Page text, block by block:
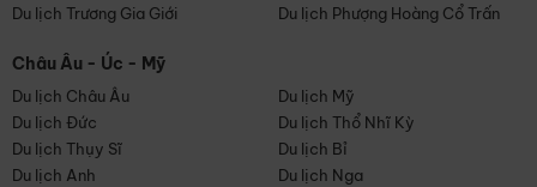
Du lịch Trương Gia Giới
Du lịch Phượng Hoàng Cổ Trấn
Châu Âu - Úc - Mỹ
Du lịch Châu Âu
Du lịch Mỹ
Du lịch Đức
Du lịch Thổ Nhĩ Kỳ
Du lịch Thụy Sĩ
Du lịch Bỉ
Du lịch Anh
Du lịch Nga